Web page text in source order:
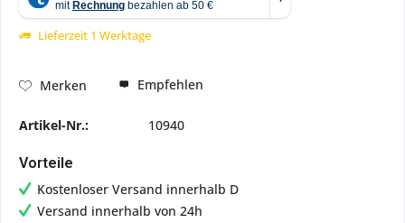
Lieferzeit 1 Werktage
Merken Empfehlen
Artikel-Nr.: 10940
Vorteile
Kostenloser Versand innerhalb D
Versand innerhalb von 24h